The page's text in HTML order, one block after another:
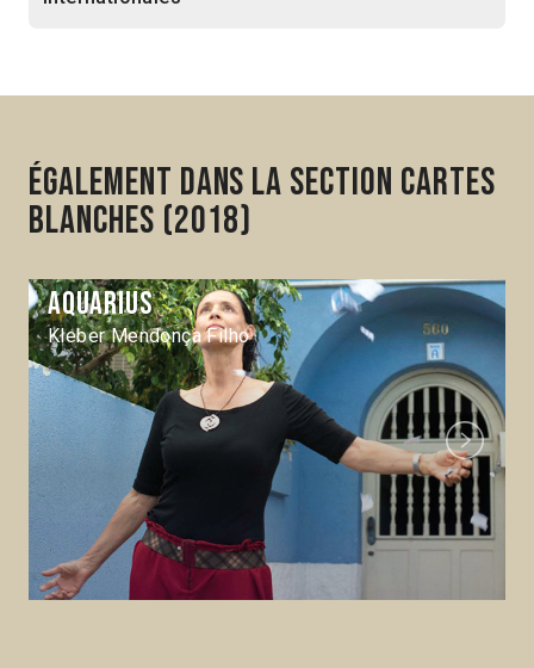
Également dans la section Cartes
blanches (2018)
Aquarius
Kleber Mendonça Filho
Next